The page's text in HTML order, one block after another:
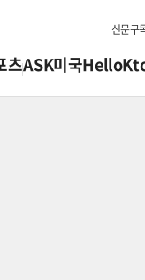
신문구
츠ASK미국